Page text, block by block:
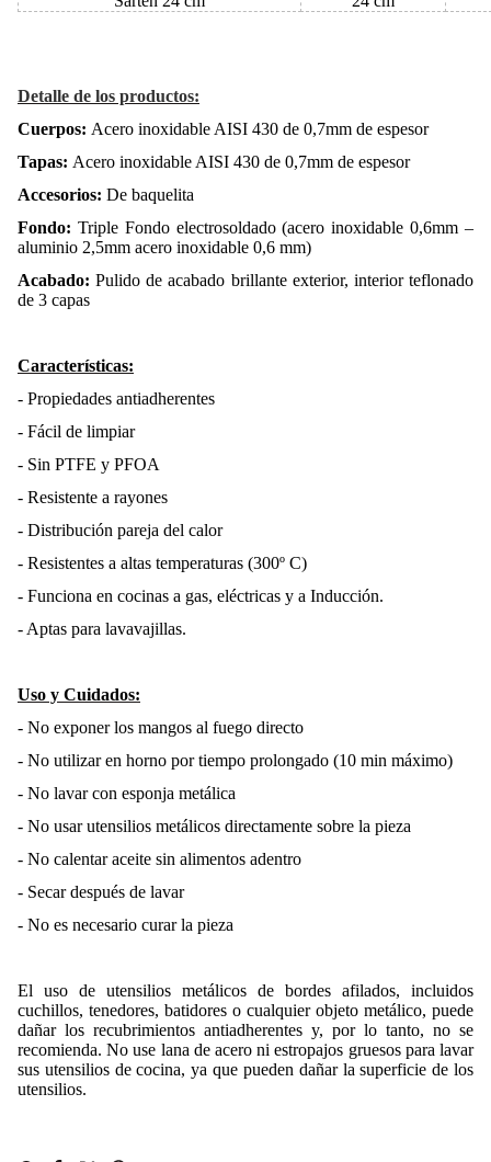
Detalle de los productos:
Cuerpos: Acero inoxidable AISI 430 de 0,7mm de espesor
Tapas: Acero inoxidable AISI 430 de 0,7mm de espesor
Accesorios: De baquelita
Fondo: Triple Fondo electrosoldado (acero inoxidable 0,6mm –
aluminio 2,5mm acero inoxidable 0,6 mm)
Acabado: Pulido de acabado brillante exterior, interior teflonado
de 3 capas
Características:
- Propiedades antiadherentes
- Fácil de limpiar
- Sin PTFE y PFOA
- Resistente a rayones
- Distribución pareja del calor
- Resistentes a altas temperaturas (300º C)
- Funciona en cocinas a gas, eléctricas y a Inducción.
- Aptas para lavavajillas.
Uso y Cuidados:
- No exponer los mangos al fuego directo
- No utilizar en horno por tiempo prolongado (10 min máximo)
- No lavar con esponja metálica
- No usar utensilios metálicos directamente sobre la pieza
- No calentar aceite sin alimentos adentro
- Secar después de lavar
- No es necesario curar la pieza
El uso de utensilios metálicos de bordes afilados, incluidos
cuchillos, tenedores, batidores o cualquier objeto metálico, puede
dañar los recubrimientos antiadherentes y, por lo tanto, no se
recomienda. No use lana de acero ni estropajos gruesos para lavar
sus utensilios de cocina, ya que pueden dañar la superficie de los
utensilios.